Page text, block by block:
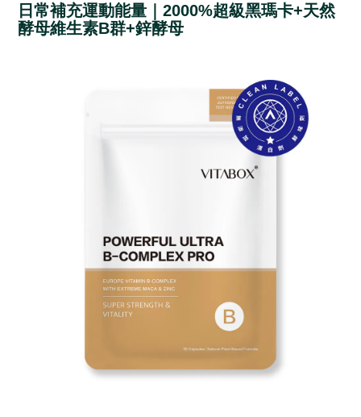
日常補充運動能量｜2000%超級黑瑪卡+天然
酵母維生素B群+鋅酵母